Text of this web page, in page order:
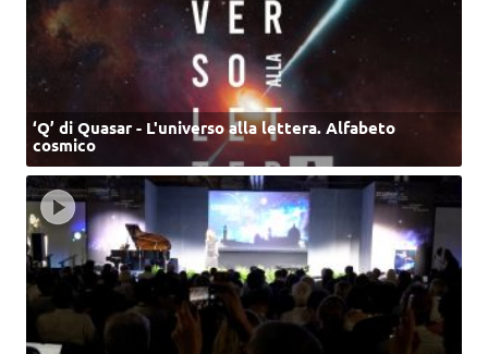
‘Q’ di Quasar - L'universo alla lettera. Alfabeto
cosmico